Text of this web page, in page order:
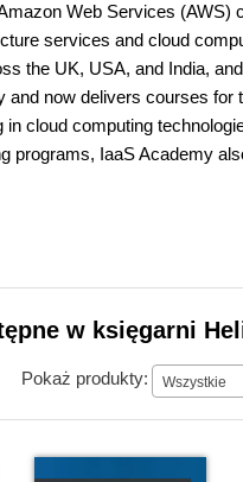
Web Services (AWS)
services and cloud
the UK, USA, and India,
now delivers courses
cloud computing
programs, IaaS Academy
w księgarni
Pokaż produkty: Wszystkie